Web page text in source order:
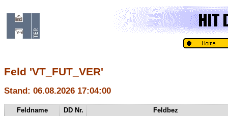
Feld 'VT_FUT_VER'
Stand: 06.08.2026 17:04:00
Feldname DD Nr. Feldbez